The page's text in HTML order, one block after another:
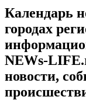
Календарь
городах
NEWs-
новости,